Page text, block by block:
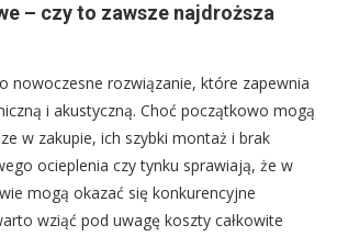
– czy to zawsze najdroższa
nowoczesne rozwiązanie, które zapewnia
i akustyczną. Choć początkowo mogą
w zakupie, ich szybki montaż i brak
ocieplenia czy tynku sprawiają, że w
mogą okazać się konkurencyjne
wziąć pod uwagę koszty całkowite